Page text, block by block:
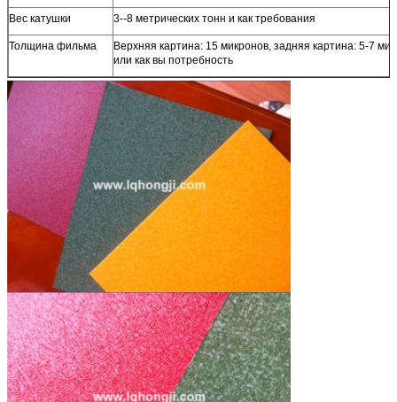
Вес катушки 3--8 метрических тонн и как требования
Толщина фильма
Верхняя картина: 15 микронов, задняя картина: 5-7
или как вы потребность